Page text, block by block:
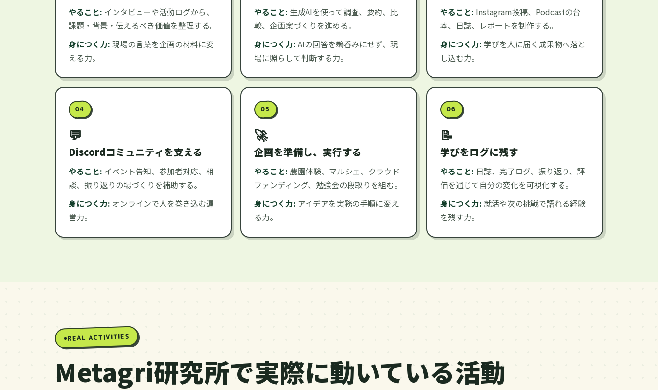
やること: インタビューや活動ログから、
課題・背景・伝えるべき価値を整理する。
身につく力: 現場の言葉を企画の材料に変
える力。
やること: 生成AIを使って調査、要約、比
較、企画案づくりを進める。
身につく力: AIの回答を鵜呑みにせず、現
場に照らして判断する力。
やること: Instagram投稿、Podcastの台
本、日誌、レポートを制作する。
身につく力: 学びを人に届く成果物へ落と
し込む力。
04
Discordコミュニティを支える
やること: イベント告知、参加者対応、相
談、振り返りの場づくりを補助する。
身につく力: オンラインで人を巻き込む運
営力。
05
企画を準備し、実行する
やること: 農園体験、マルシェ、クラウド
ファンディング、勉強会の段取りを組む。
身につく力: アイデアを実務の手順に変え
る力。
06
学びをログに残す
やること: 日誌、完了ログ、振り返り、評
価を通じて自分の変化を可視化する。
身につく力: 就活や次の挑戦で語れる経験
を残す力。
REAL ACTIVITIES
Metagri研究所で実際に動いている活動